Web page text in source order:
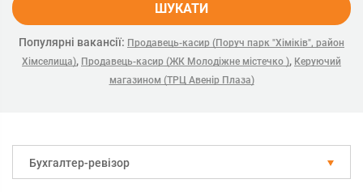
ШУКАТИ
Популярні вакансії: Продавець-касир (Поруч парк "Хіміків", район
Хімселища), Продавець-касир (ЖК Молодіжне містечко ), Керуючий
магазином (ТРЦ Авенір Плаза)
Бухгалтер-ревізор